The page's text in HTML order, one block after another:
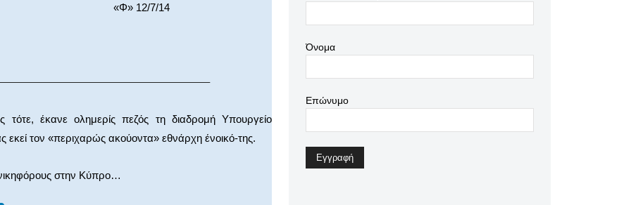
7/14
έκανε ολημερίς πεζός τη διαδρομή Υπουργείο
τον «περιχαρώς ακούοντα» εθνάρχη ένοικό-της.
στην Κύπρο…
Όνομα
Επώνυμο